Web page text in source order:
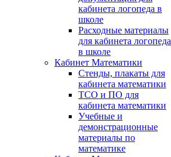
кабинета логопеда в
школе
Расходные материалы
для кабинета логопеда
в школе
Кабинет Математики
Стенды, плакаты для
кабинета математики
ТСО и ПО для
кабинета математики
Учебные и
демонстрационные
материалы по
математике